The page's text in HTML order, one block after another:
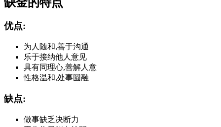
优点:
为人随和,善于沟通
乐于接纳他人意见
具有同理心,善解人意
性格温和,处事圆融
缺点:
做事缺乏决断力